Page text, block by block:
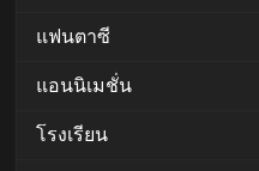
แฟนตาซี
แอนนิเมชั่น
โรงเรียน